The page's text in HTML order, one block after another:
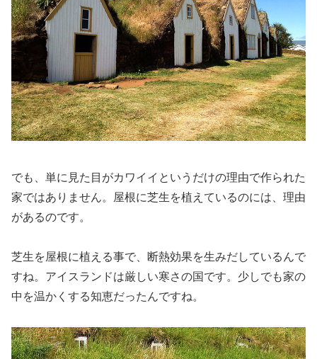
でも、単に見た目がカワイイというだけの理由で作られた
家ではありません。屋根に芝生を植えているのには、理由
があるのです。
芝生を屋根に植える事で、断熱効果を生みだしているんで
すね。アイスランドは厳しい寒さの国です。少しでも家の
中を温かくする知恵だったんですね。